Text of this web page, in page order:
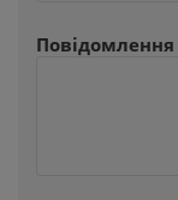
Повідомлення